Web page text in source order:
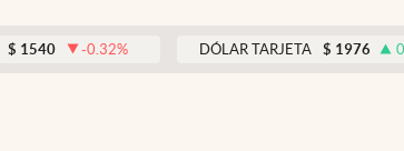
-0.32 % DÓLAR TARJETA $ 1976 0.33%